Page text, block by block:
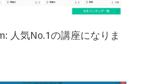
人気No.1の講座になりま